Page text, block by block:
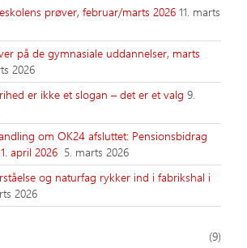
prøver, februar/marts 2026 11. marts
på de gymnasiale uddannelser, marts
2026
er ikke et slogan – det er et valg 9.
om OK24 afsluttet: Pensionsbidrag
april 2026 5. marts 2026
og naturfag rykker ind i fabrikshal i
2026
(9)